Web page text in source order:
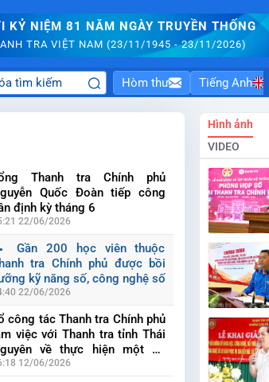
KỶ NIỆM 81 NĂM NGÀY TRUYỀN THỐNG
TRA VIỆT NAM (23/11/1945 - 23/11/2026)
Hòm thư Tiếng Anh
Thanh tra Chính phủ
Quốc Đoàn tiếp công
định kỳ tháng 6
22/06/2026
200 học viên thuộc Thanh
Chính phủ được bồi dưỡng kỹ
số, công nghệ số
22/06/2026
Tổ công tác Thanh tra Chính
làm việc với Thanh tra tỉnh
Nguyên về thực hiện một
nhiệm vụ quan trọng, cấp
12/06/2026
Hình ảnh
VIDEO